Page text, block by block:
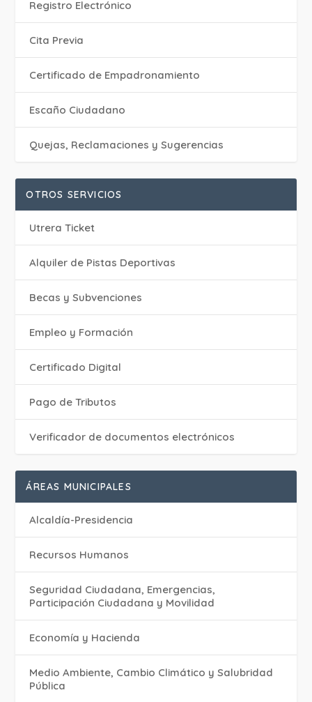
Registro Electrónico
Cita Previa
Certificado de Empadronamiento
Escaño Ciudadano
Quejas, Reclamaciones y Sugerencias
OTROS SERVICIOS
Utrera Ticket
Alquiler de Pistas Deportivas
Becas y Subvenciones
Empleo y Formación
Certificado Digital
Pago de Tributos
Verificador de documentos electrónicos
ÁREAS MUNICIPALES
Alcaldía-Presidencia
Recursos Humanos
Seguridad Ciudadana, Emergencias,
Participación Ciudadana y Movilidad
Economía y Hacienda
Medio Ambiente, Cambio Climático y Salubridad
Pública